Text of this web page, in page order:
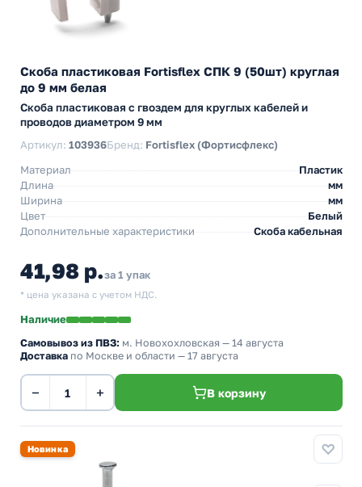
Скоба пластиковая Fortisflex СПК 9 (50шт) круглая
до 9 мм белая
Скоба пластиковая с гвоздем для круглых кабелей и
проводов диаметром 9 мм
Артикул: 103936Бренд: Fortisflex (Фортисфлекс)
Материал
Пластик
Длина
мм
Ширина
мм
Цвет
Белый
Дополнительные характеристики
Скоба кабельная
41,98 р.за 1 упак
* цена указана с учетом НДС.
Наличие
Самовывоз из ПВЗ: м. Новохохловская — 14 августа
Доставка по Москве и области — 17 августа
− + В корзину
Новинка